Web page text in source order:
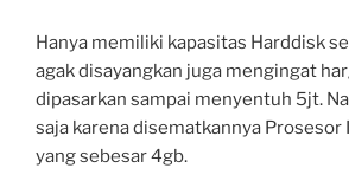
Hanya memiliki kapasitas Harddisk
agak disayangkan juga mengingat
dipasarkan sampai menyentuh 5jt.
saja karena disematkannya Prosesor
yang sebesar 4gb.